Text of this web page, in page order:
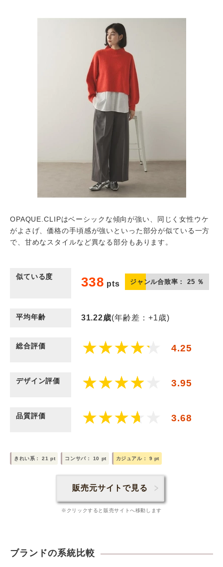
OPAQUE.CLIPはベーシックな傾向が強い、同じく女性ウケ
がよさげ、価格の手頃感が強いといった部分が似ている一方
で、甘めなスタイルなど異なる部分もあります。
似ている度 338 pts ジャンル合致率： 25 ％
平均年齢 31.22歳(年齢差：+1歳)
総合評価 4.25
デザイン評価 3.95
品質評価 3.68
きれい系：21pt コンサバ： 10 pt カジュアル： 9 pt
販売元サイトで見る
※クリックすると販売サイトへ移動します
ブランドの系統比較